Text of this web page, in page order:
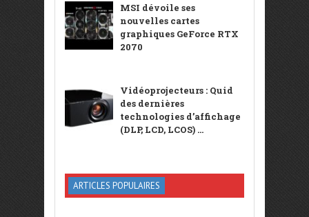
MSI dévoile ses
nouvelles cartes
graphiques GeForce RTX
2070
Vidéoprojecteurs : Quid
des dernières
technologies d’affichage
(DLP, LCD, LCOS) ...
ARTICLES POPULAIRES